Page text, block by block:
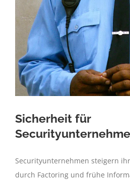
Sicherheit für
Securityunternehmen steigern
durch Factoring und frühe